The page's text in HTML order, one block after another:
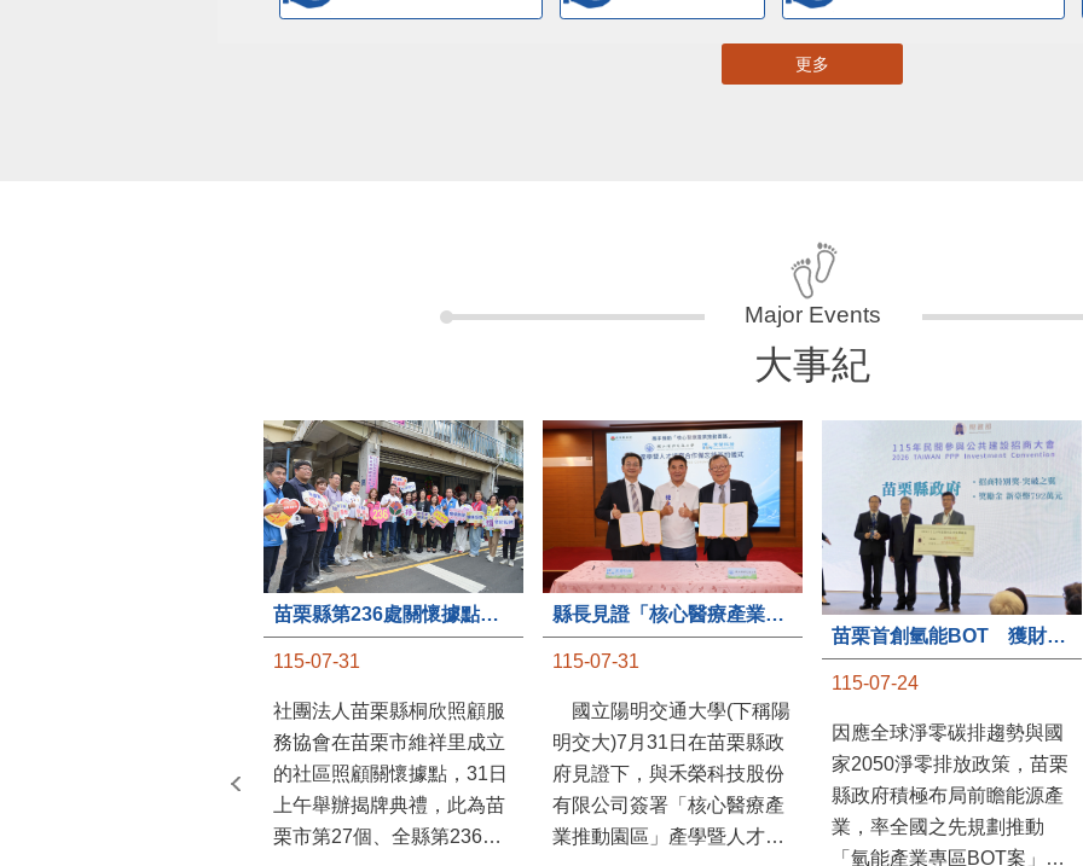
更多
大事紀
苗栗縣第236處關懷據點在苗栗市維祥里揭牌
115-07-31
社團法人苗栗縣桐欣照顧服
務協會在苗栗市維祥里成立
的社區照顧關懷據點，31日
上午舉辦揭牌典禮，此為苗
栗市第27個、全縣第236處
縣長見證「核心醫療產業推動園區」產學合作簽約儀式
115-07-31
國立陽明交通大學(下稱陽
明交大)7月31日在苗栗縣政
府見證下，與禾榮科技股份
有限公司簽署「核心醫療產
業推動園區」產學暨人才培
苗栗首創氫能BOT 獲財政部「突破之翼」肯定
115-07-24
因應全球淨零碳排趨勢與國
家2050淨零排放政策，苗栗
縣政府積極布局前瞻能源產
業，率全國之先規劃推動
「氫能產業專區BOT案」，